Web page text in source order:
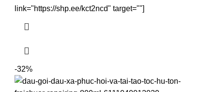
link="https://shp.ee/kct2ncd" target=""]
-32%